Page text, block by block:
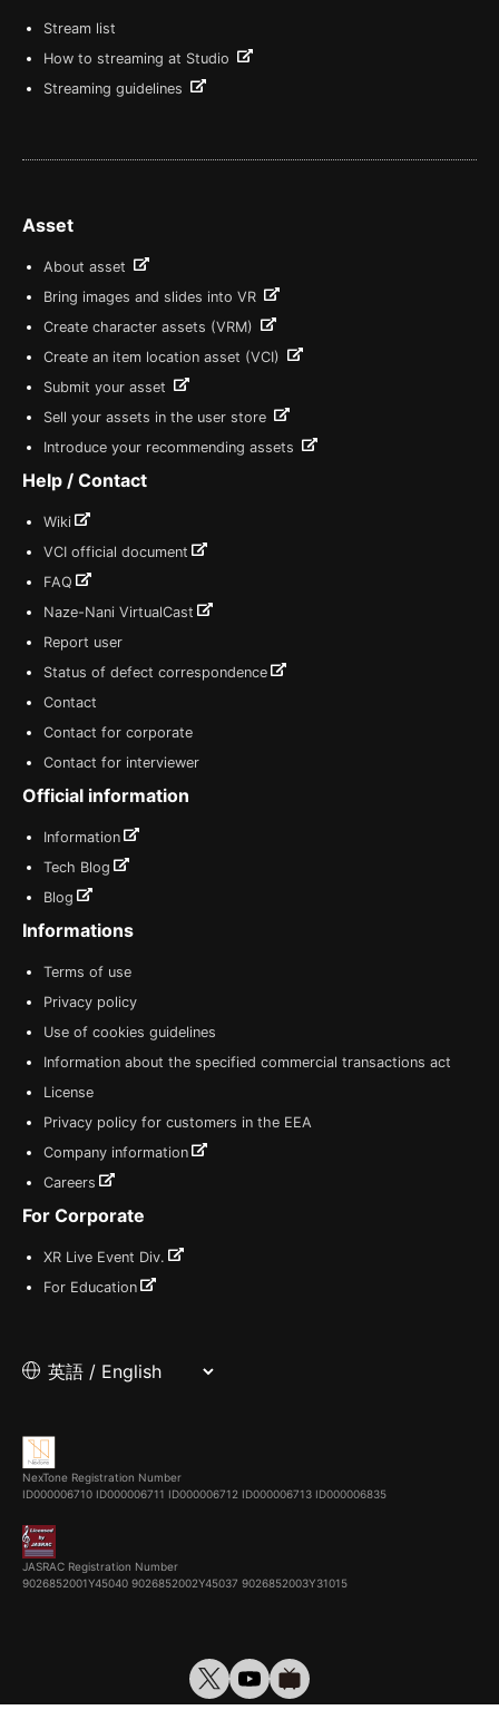
Stream list
How to streaming at Studio
Streaming guidelines
Asset
About asset
Bring images and slides into VR
Create character assets (VRM)
Create an item location asset (VCI)
Submit your asset
Sell your assets in the user store
Introduce your recommending assets
Help / Contact
Wiki
VCI official document
FAQ
Naze-Nani VirtualCast
Report user
Status of defect correspondence
Contact
Contact for corporate
Contact for interviewer
Official information
Information
Tech Blog
Blog
Informations
Terms of use
Privacy policy
Use of cookies guidelines
Information about the specified commercial transactions act
License
Privacy policy for customers in the EEA
Company information
Careers
For Corporate
XR Live Event Div.
For Education
NexTone Registration Number
ID000006710 ID000006711 ID000006712 ID000006713 ID000006835
JASRAC Registration Number
9026852001Y45040 9026852002Y45037 9026852003Y31015